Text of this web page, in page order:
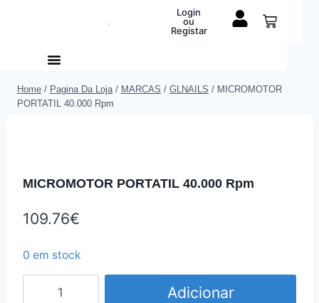
Login
ou
Registar
Home / Pagina Da Loja / MARCAS / GLNAILS / MICROMOTOR
PORTATIL 40.000 Rpm
MICROMOTOR PORTATIL 40.000 Rpm
109.76€
0 em stock
Adicionar